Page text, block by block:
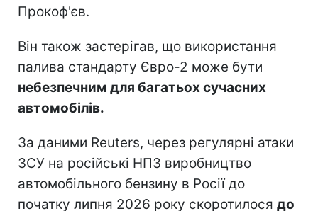
Прокоф'єв.
Він також застерігав, що використання
палива стандарту Євро-2 може бути
небезпечним для багатьох сучасних
автомобілів.
За даними Reuters, через регулярні атаки
ЗСУ на російські НПЗ виробництво
автомобільного бензину в Росії до
початку липня 2026 року скоротилося до